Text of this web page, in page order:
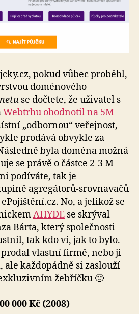
pokud vůbec proběhl,
doménového
se dočtete, že uživatel s
Webtrhu ohodnotil na 5M
„odbornou“ veřejnost,
prodává obvykle za
byla doména možná
se právě o částce 2-3 M
podíváte, tak je
agregátorů-srovnavačů
No, a jelikož se
AHYDE se skrýval
Bárta, který společnosti
tak kdo ví, jak to bylo.
vlastní firmě, nebo ji
každopádně si zaslouží
žebříčku 🙂
000 Kč (2008)